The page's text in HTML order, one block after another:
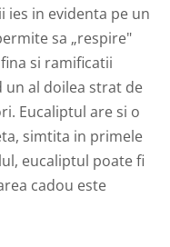
ies in evidenta pe un
sa „respire"
si ramificatii
un al doilea strat de
Eucaliptul are si o
simtita in primele
eucaliptul poate fi
cadou este